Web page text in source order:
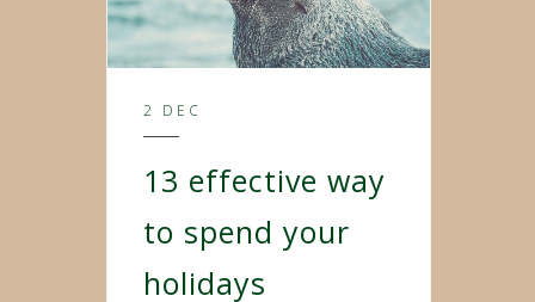
2 DEC
13 effective way
to spend your
holidays